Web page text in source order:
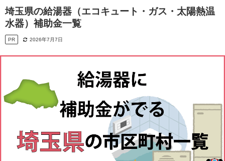
埼玉県の給湯器（エコキュート・ガス・太陽熱温
水器）補助金一覧
PR 2026年7月7日